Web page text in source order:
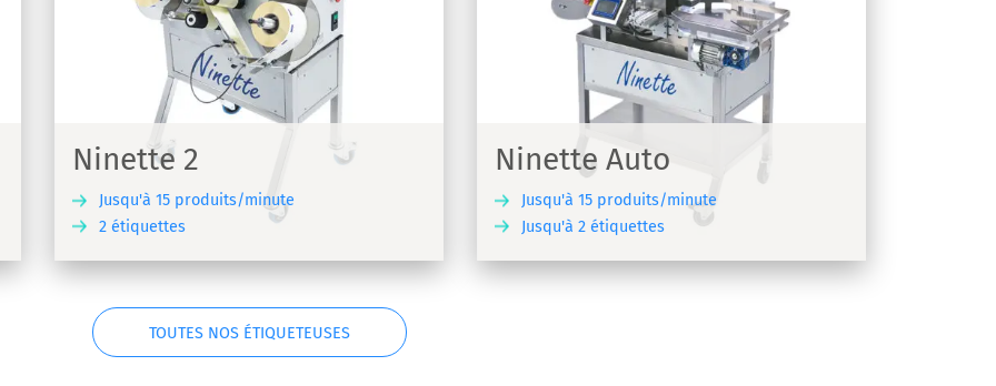
Ninette 2
Jusqu'à 15 produits/minute
2 étiquettes
Ninette Auto
Jusqu'à 15 produits/minute
Jusqu'à 2 étiquettes
Ninette Auto
Machine d'étiquetage semi-automatique -
Ninette Auto
TOUTES NOS ÉTIQUETEUSES